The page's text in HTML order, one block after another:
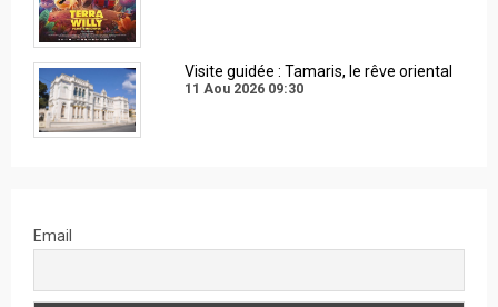
Visite guidée : Tamaris, le rêve oriental
11 Aou 2026 09:30
Email